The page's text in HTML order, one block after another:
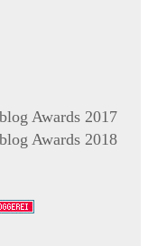
Awards 2017
Awards 2018